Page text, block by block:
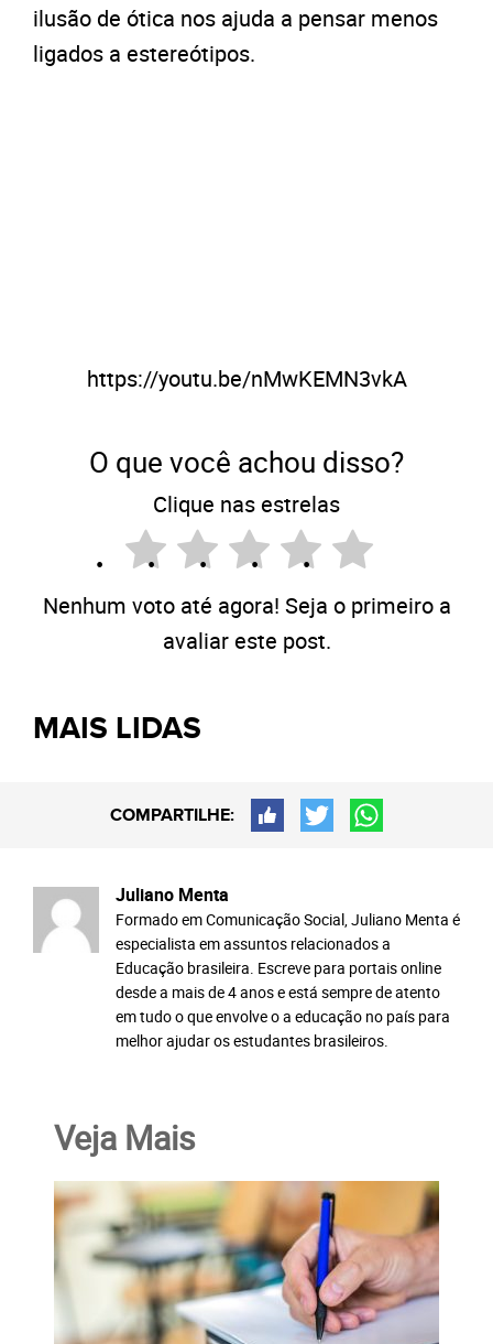
ilusão de ótica nos ajuda a pensar menos
ligados a estereótipos.
https://youtu.be/nMwKEMN3vkA
O que você achou disso?
Clique nas estrelas
Nenhum voto até agora! Seja o primeiro a
avaliar este post.
MAIS LIDAS
COMPARTILHE:
Juliano Menta
Formado em Comunicação Social, Juliano Menta é
especialista em assuntos relacionados a
Educação brasileira. Escreve para portais online
desde a mais de 4 anos e está sempre de atento
em tudo o que envolve o a educação no país para
melhor ajudar os estudantes brasileiros.
Veja Mais